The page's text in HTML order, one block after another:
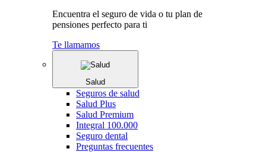
Encuentra el seguro de vida o tu plan de
pensiones perfecto para ti
Te llamamos
Salud
Seguros de salud
Salud Plus
Salud Premium
Integral 100.000
Seguro dental
Preguntas frecuentes